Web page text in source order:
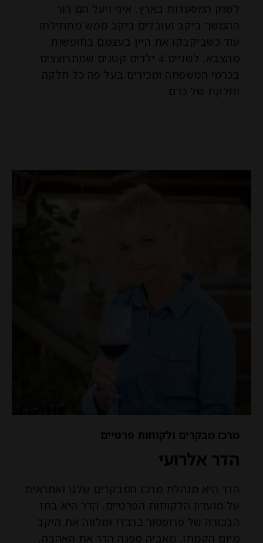
לשוק המסעדות בארץ. איגי ויעל הם דור
ההמשך ביקב ועובדים ביקב ממש מתחילתו
עוד כשביקבקו את היין בעצמם בחופשות
מהצבא, לשניים 4 ילדים קטנים שמתרוצצים
בכרמי המשפחה ומכירים בעל פה כל חלקה
וחלקת של כרם.
מרכז מבקרים ולקוחות פרטיים
הדר אלרועי
הדר היא מנהלת מרכז המבקרים שלנו ואחראית
על מועדון הלקוחות הפרטיים. הדר היא בתו
הבכורה של פרופסור ברבדו ומלווה את היקב
מיום הקמתו. מאביה ספגה הדר את האהבה,